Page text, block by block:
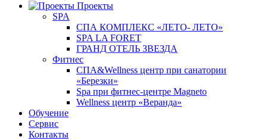
Проекты
SPA
СПА КОМПЛЕКС «ЛЕТО- ЛЕТО»
SPA LA FORET
ГРАНД ОТЕЛЬ ЗВЕЗДА
Фитнес
СПА&Wellness центр при санатории
«Березки»
Spa при фитнес-центре Magneto
Wellness центр «Веранда»
Обучение
Сервис
Контакты